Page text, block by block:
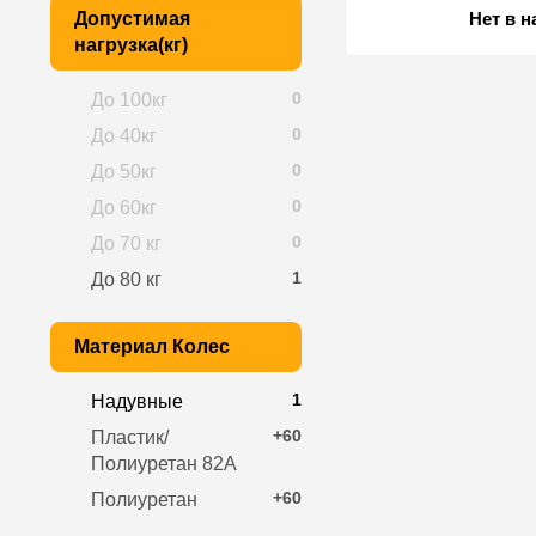
Нет в
Допустимая
нагрузка(кг)
0
До 100кг
0
До 40кг
0
До 50кг
0
До 60кг
0
До 70 кг
1
До 80 кг
Материал Колес
1
Надувные
+60
Пластик/
Полиуретан 82A
+60
Полиуретан